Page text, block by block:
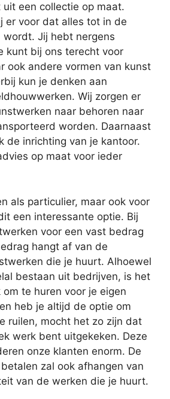
een collectie op maat.
er voor dat alles tot in de
wordt. Jij hebt nergens
kunt bij ons terecht voor
ook andere vormen van kunst
kun je denken aan
Wij zorgen er
naar behoren naar
worden. Daarnaast
de inrichting van je kantoor.
op maat voor ieder
als particulier, maar ook voor
een interessante optie. Bij
voor een vast bedrag
hangt af van de
die je huurt. Alhoewel
bestaan uit bedrijven, is het
te huren voor je eigen
heb je altijd de optie om
ruilen, mocht het zo zijn dat
werk bent uitgekeken. Deze
onze klanten enorm. De
zal ook afhangen van
van de werken die je huurt.